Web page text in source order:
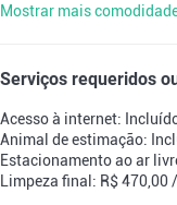
Mostrar mais
Serviços requeridos
Acesso à internet:
Animal de estimação:
Estacionamento ao ar
Limpeza final: R$ 470,00